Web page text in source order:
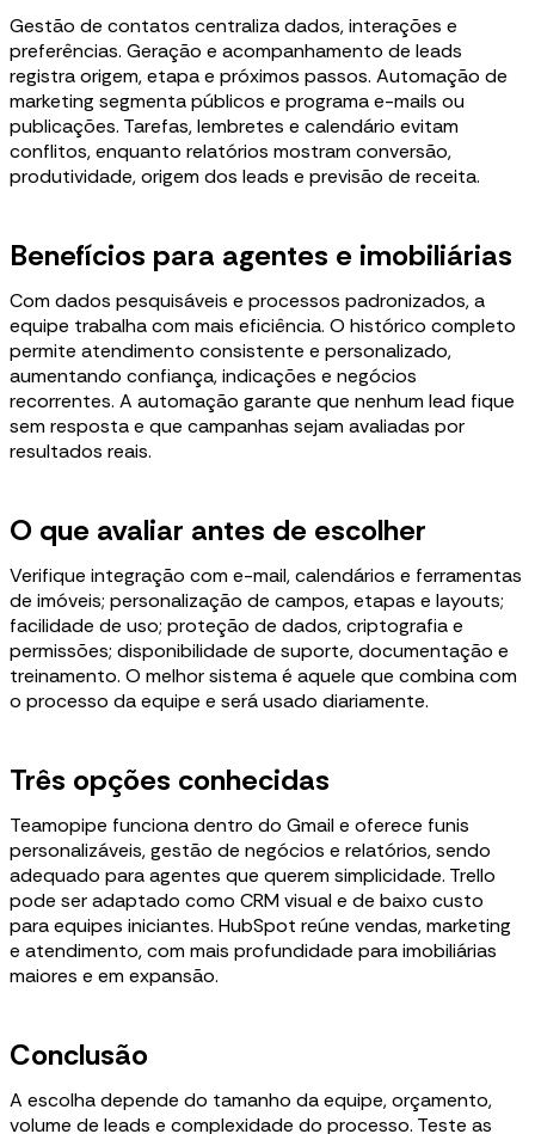
Gestão de contatos centraliza dados, interações e
preferências. Geração e acompanhamento de leads
registra origem, etapa e próximos passos. Automação de
marketing segmenta públicos e programa e-mails ou
publicações. Tarefas, lembretes e calendário evitam
conflitos, enquanto relatórios mostram conversão,
produtividade, origem dos leads e previsão de receita.
Benefícios para agentes e imobiliárias
Com dados pesquisáveis e processos padronizados, a
equipe trabalha com mais eficiência. O histórico completo
permite atendimento consistente e personalizado,
aumentando confiança, indicações e negócios
recorrentes. A automação garante que nenhum lead fique
sem resposta e que campanhas sejam avaliadas por
resultados reais.
O que avaliar antes de escolher
Verifique integração com e-mail, calendários e ferramentas
de imóveis; personalização de campos, etapas e layouts;
facilidade de uso; proteção de dados, criptografia e
permissões; disponibilidade de suporte, documentação e
treinamento. O melhor sistema é aquele que combina com
o processo da equipe e será usado diariamente.
Três opções conhecidas
Teamopipe funciona dentro do Gmail e oferece funis
personalizáveis, gestão de negócios e relatórios, sendo
adequado para agentes que querem simplicidade. Trello
pode ser adaptado como CRM visual e de baixo custo
para equipes iniciantes. HubSpot reúne vendas, marketing
e atendimento, com mais profundidade para imobiliárias
maiores e em expansão.
Conclusão
A escolha depende do tamanho da equipe, orçamento,
volume de leads e complexidade do processo. Teste as